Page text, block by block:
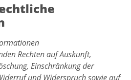
Rechten auf Auskunft,
Einschränkung der
und Widerspruch sowie auf